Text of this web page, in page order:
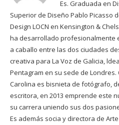
Es. Graduada en
Superior de Diseño Pablo Picasso
Design LOCN en Kensington &
ha desarrollado profesionalmente
a caballo entre las dos ciudades
creativa para La Voz de Galicia,
Pentagram en su sede de Londres.
Carolina es bisnieta de fotógrafo,
escritora, en 2013 emprende este
su carrera uniendo sus dos
Es además socia y directora de